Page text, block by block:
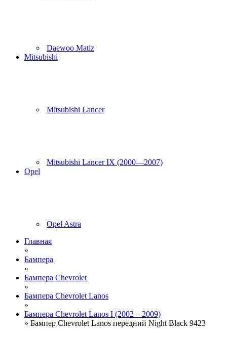
Daewoo Matiz
Mitsubishi
Mitsubishi Lancer
Mitsubishi Lancer IX (2000—2007)
Opel
Opel Astra
Главная
»
Бампера
»
Бампера Chevrolet
»
Бампера Chevrolet Lanos
»
Бампера Chevrolet Lanos I (2002 – 2009)
» Бампер Chevrolet Lanos передний Night Black 9423